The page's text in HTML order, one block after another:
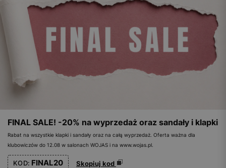
FINAL SALE! -20% na wyprzedaż oraz sandały i klapki
Rabat na wszystkie klapki i sandały oraz na całą wyprzedaż. Oferta ważna dla
klubowiczów do 12.08 w salonach WOJAS i na www.wojas.pl.
KOD: FINAL20 Skopiuj kod